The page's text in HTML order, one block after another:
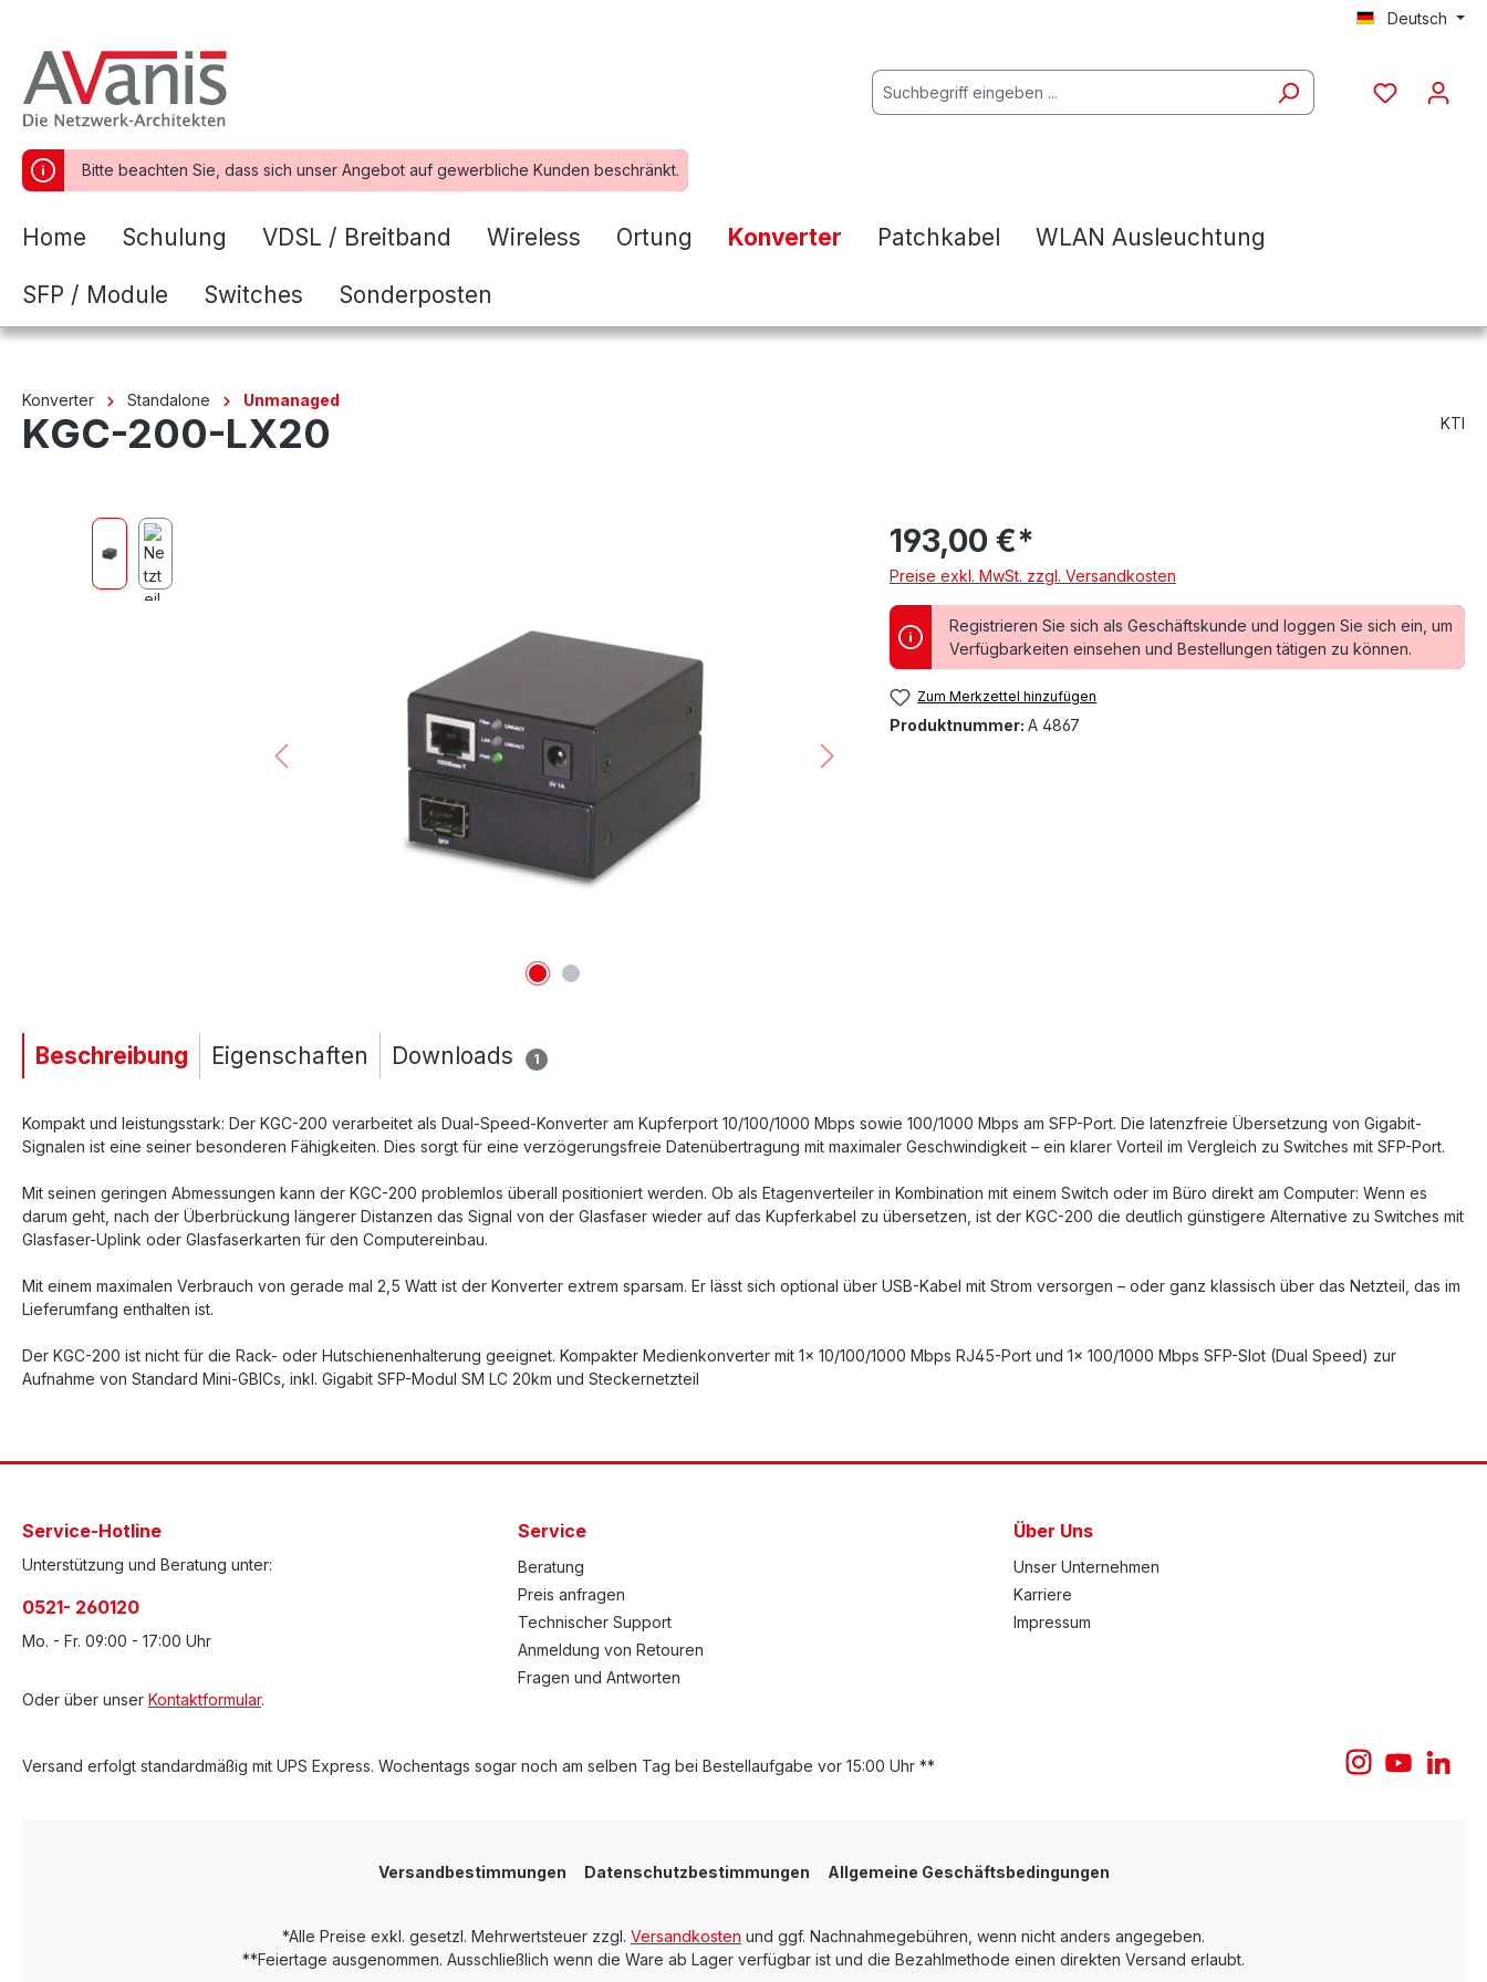
Deutsch
Bitte beachten Sie, dass sich unser Angebot auf gewerbliche Kunden beschränkt.
Home Schulung VDSL / Breitband Wireless Ortung Konverter Patchkabel WLAN Ausleuchtung
SFP / Module Switches Sonderposten
Konverter Standalone Unmanaged
KGC-200-LX20 KTI
Bildergalerie überspringen 193,00 €*
Preise exkl. MwSt. zzgl. Versandkosten
Registrieren Sie sich als Geschäftskunde und loggen Sie sich ein, um
Verfügbarkeiten einsehen und Bestellungen tätigen zu können.
Zum Merkzettel hinzufügen
Produktnummer: A 4867
Beschreibung Eigenschaften Downloads 1
Kompakt und leistungsstark: Der KGC-200 verarbeitet als Dual-Speed-Konverter am Kupferport 10/100/1000 Mbps sowie 100/1000 Mbps am SFP-Port. Die latenzfreie Übersetzung von Gigabit-
Signalen ist eine seiner besonderen Fähigkeiten. Dies sorgt für eine verzögerungsfreie Datenübertragung mit maximaler Geschwindigkeit – ein klarer Vorteil im Vergleich zu Switches mit SFP-Port.
Mit seinen geringen Abmessungen kann der KGC-200 problemlos überall positioniert werden. Ob als Etagenverteiler in Kombination mit einem Switch oder im Büro direkt am Computer: Wenn es
darum geht, nach der Überbrückung längerer Distanzen das Signal von der Glasfaser wieder auf das Kupferkabel zu übersetzen, ist der KGC-200 die deutlich günstigere Alternative zu Switches mit
Glasfaser-Uplink oder Glasfaserkarten für den Computereinbau.
Mit einem maximalen Verbrauch von gerade mal 2,5 Watt ist der Konverter extrem sparsam. Er lässt sich optional über USB-Kabel mit Strom versorgen – oder ganz klassisch über das Netzteil, das im
Lieferumfang enthalten ist.
Der KGC-200 ist nicht für die Rack- oder Hutschienenhalterung geeignet. Kompakter Medienkonverter mit 1x 10/100/1000 Mbps RJ45-Port und 1x 100/1000 Mbps SFP-Slot (Dual Speed) zur
Aufnahme von Standard Mini-GBICs, inkl. Gigabit SFP-Modul SM LC 20km und Steckernetzteil
Service-Hotline
Unterstützung und Beratung unter:
0521- 260120
Mo. - Fr. 09:00 - 17:00 Uhr
Oder über unser Kontaktformular.
Service
Beratung
Preis anfragen
Technischer Support
Anmeldung von Retouren
Fragen und Antworten
Über Uns
Unser Unternehmen
Karriere
Impressum
Versand erfolgt standardmäßig mit UPS Express. Wochentags sogar noch am selben Tag bei Bestellaufgabe vor 15:00 Uhr **
Versandbestimmungen Datenschutzbestimmungen Allgemeine Geschäftsbedingungen
*Alle Preise exkl. gesetzl. Mehrwertsteuer zzgl. Versandkosten und ggf. Nachnahmegebühren, wenn nicht anders angegeben.
**Feiertage ausgenommen. Ausschließlich wenn die Ware ab Lager verfügbar ist und die Bezahlmethode einen direkten Versand erlaubt.